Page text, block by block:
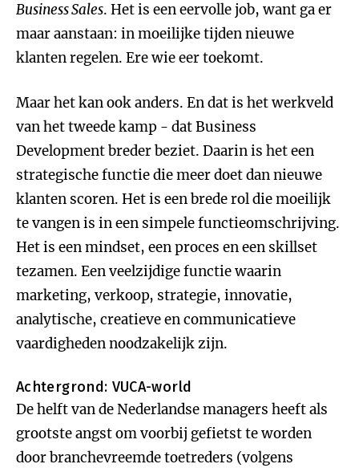
Business Sales. Het is een eervolle job, want ga er
maar aanstaan: in moeilijke tijden nieuwe
klanten regelen. Ere wie eer toekomt.
Maar het kan ook anders. En dat is het werkveld
van het tweede kamp - dat Business
Development breder beziet. Daarin is het een
strategische functie die meer doet dan nieuwe
klanten scoren. Het is een brede rol die moeilijk
te vangen is in een simpele functieomschrijving.
Het is een mindset, een proces en een skillset
tezamen. Een veelzijdige functie waarin
marketing, verkoop, strategie, innovatie,
analytische, creatieve en communicatieve
vaardigheden noodzakelijk zijn.
Achtergrond: VUCA-world
De helft van de Nederlandse managers heeft als
grootste angst om voorbij gefietst te worden
door branchevreemde toetreders (volgens